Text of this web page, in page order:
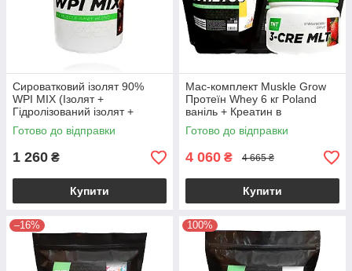
Сироватковий ізолят 90%
WPI MIX (Ізолят +
Гідролізований ізолят +
Казеїн), Польща 0,9 кг
Готово до відправки
1 260 ₴
Купити
Мас-комплект Muskle Grow
Протеїн Whey 6 кг Poland
ваніль + Креатин в
Подарунок
Готово до відправки
4 060 ₴ 4 665 ₴
Купити
–16% 100%